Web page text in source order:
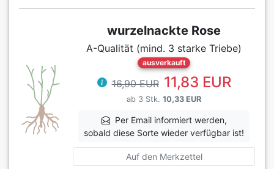
wurzelnackte Rose
A-Qualität (mind. 3 starke Triebe)
ausverkauft
16,90 EUR 11,83 EUR
ab 3 Stk. 10,33 EUR
Per Email informiert werden,
sobald diese Sorte wieder verfügbar ist!
Auf den Merkzettel